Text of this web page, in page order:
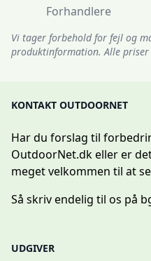
Forhandlere
Vi tager forbehold for fejl og
produktinformation. Alle
KONTAKT OUTDOORNET
Har du forslag til
OutdoorNet.dk eller er
meget velkommen til at
Så skriv endelig til os på
UDGIVER